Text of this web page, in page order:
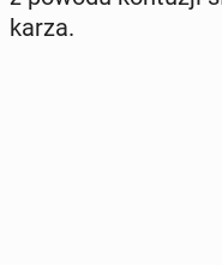
ka­rza.